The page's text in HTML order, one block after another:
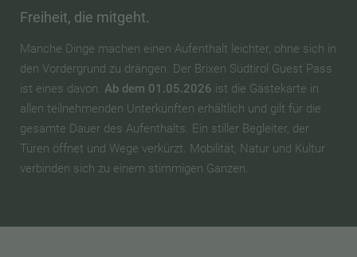
Freiheit, die mitgeht.
Manche Dinge machen einen Aufenthalt leichter, ohne sich in
den Vordergrund zu drängen. Der Brixen Südtirol Guest Pass
ist eines davon. Ab dem 01.05.2026 ist die Gästekarte in
allen teilnehmenden Unterkünften erhältlich und gilt für die
gesamte Dauer des Aufenthalts. Ein stiller Begleiter, der
Türen öffnet und Wege verkürzt. Mobilität, Natur und Kultur
verbinden sich zu einem stimmigen Ganzen.